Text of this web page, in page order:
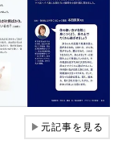
▶元記事を見る